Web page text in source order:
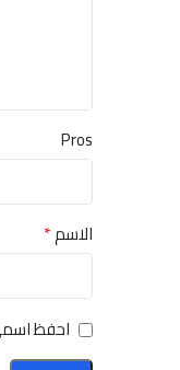
Pros
الاسم*
احفظ